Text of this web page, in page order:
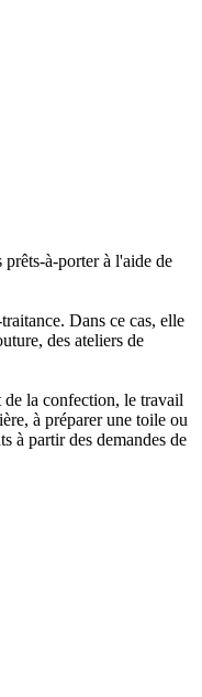
à-porter à l'aide de
Dans ce cas, elle
des ateliers de
de la confection, le travail
à préparer une toile ou
à partir des demandes de